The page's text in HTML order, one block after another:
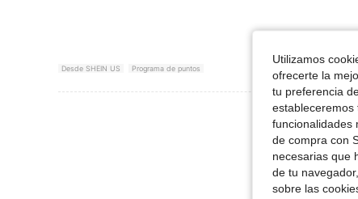
Desde SHEIN US Programa de puntos
Ver Más
Utilizamos
ofrecerte la
tu preferencia
estableceremos
funcionalidades
de compra con
necesarias que
de tu
sobre las